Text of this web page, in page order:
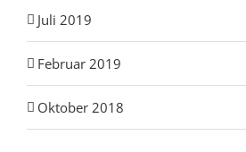
Juli 2019
Februar 2019
Oktober 2018